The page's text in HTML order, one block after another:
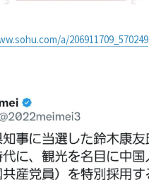
a/206911709_570249